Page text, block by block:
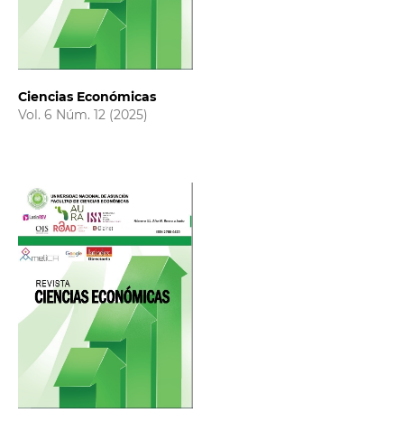
Ciencias Económicas
Vol. 6 Núm. 12 (2025)